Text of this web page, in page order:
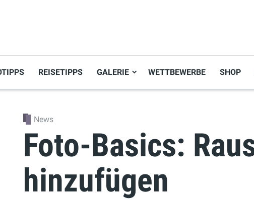
REISETIPPS GALERIE WETTBEWERBE SHOP
News
Foto-Basics:
hinzufügen